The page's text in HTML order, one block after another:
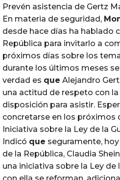
Prevén asistencia de Gertz
En materia de seguridad,
desde hace días ha hablado
República para invitarlo a
próximos días sobre los
durante los últimos meses
verdad es que Alejandro
una actitud de respeto con
disposición para asistir.
concretarse en los próximos
Iniciativa sobre la Ley de la
Indicó que seguramente,
de la República, Claudia
una iniciativa sobre la Ley de